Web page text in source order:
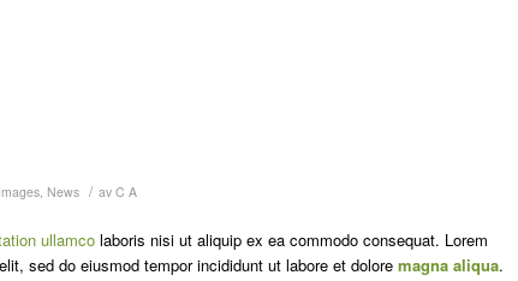
Images News / av C A
ullamco laboris nisi ut aliquip ex ea commodo consequat. Lorem
sed do eiusmod tempor incididunt ut labore et dolore magna aliqua.